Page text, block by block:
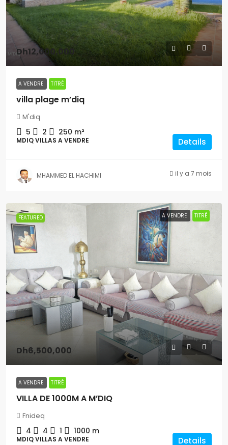
Dh12,000,000
A VENDRE TITRÉ
villa plage m’diq
M'diq
5 2 250 m²
MDIQ VILLAS A VENDRE Details
MHAMMED EL HACHIMI il y a 7 mois
FEATURED A VENDRE TITRÉ
Dh6,500,000
A VENDRE TITRÉ
VILLA DE 1000M A M’DIQ
Fnideq
4 4 1 1000 m
MDIQ VILLAS A VENDRE Details